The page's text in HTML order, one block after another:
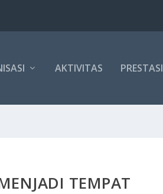
AKTIVITAS PRESTASI
TEMPAT